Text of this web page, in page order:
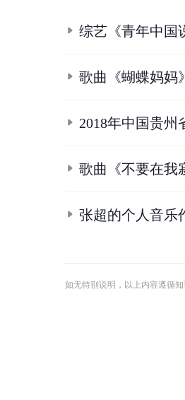
综艺《青年中国
歌曲《蝴蝶妈妈
2018年中国贵州
歌曲《不要在我
张超的个人音乐
如无特别说明，以上内容遵循